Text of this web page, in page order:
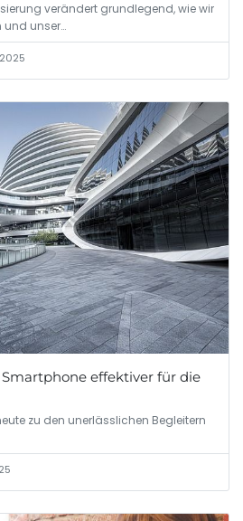
verändert grundlegend, wie wir
und unser…
effektiver für die
zu den unerlässlichen Begleitern